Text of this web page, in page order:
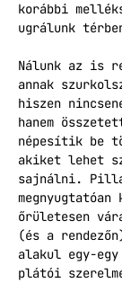
korábbi
ugrálunk
Nálunk az is
annak
hiszen
hanem
népesítik be
akiket lehet
sajnálni.
őrületesen
(és a
alakul egy-
plátói